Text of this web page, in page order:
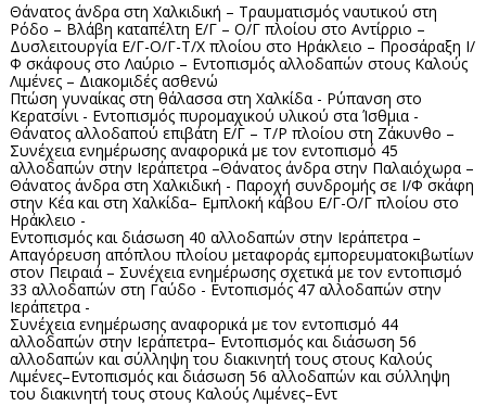
Θάνατος άνδρα στη Χαλκιδική – Τραυματισμός ναυτικού στη
Ρόδο – Βλάβη καταπέλτη Ε/Γ – Ο/Γ πλοίου στο Αντίρριο –
Δυσλειτουργία Ε/Γ-Ο/Γ-Τ/Χ πλοίου στο Ηράκλειο – Προσάραξη Ι/
Φ σκάφους στο Λαύριο – Εντοπισμός αλλοδαπών στους Καλούς
Λιμένες – Διακομιδές ασθενώ
Πτώση γυναίκας στη θάλασσα στη Χαλκίδα - Ρύπανση στο
Κερατσίνι - Εντοπισμός πυρομαχικού υλικού στα Ίσθμια -
Θάνατος αλλοδαπού επιβάτη Ε/Γ – Τ/Ρ πλοίου στη Ζάκυνθο –
Συνέχεια ενημέρωσης αναφορικά με τον εντοπισμό 45
αλλοδαπών στην Ιεράπετρα –Θάνατος άνδρα στην Παλαιόχωρα –
Θάνατος άνδρα στη Χαλκιδική - Παροχή συνδρομής σε Ι/Φ σκάφη
στην Κέα και στη Χαλκίδα– Εμπλοκή κάβου Ε/Γ-Ο/Γ πλοίου στο
Ηράκλειο -
Εντοπισμός και διάσωση 40 αλλοδαπών στην Ιεράπετρα –
Απαγόρευση απόπλου πλοίου μεταφοράς εμπορευματοκιβωτίων
στον Πειραιά – Συνέχεια ενημέρωσης σχετικά με τον εντοπισμό
33 αλλοδαπών στη Γαύδο - Εντοπισμός 47 αλλοδαπών στην
Ιεράπετρα -
Συνέχεια ενημέρωσης αναφορικά με τον εντοπισμό 44
αλλοδαπών στην Ιεράπετρα– Εντοπισμός και διάσωση 56
αλλοδαπών και σύλληψη του διακινητή τους στους Καλούς
Λιμένες–Εντοπισμός και διάσωση 56 αλλοδαπών και σύλληψη
του διακινητή τους στους Καλούς Λιμένες–Εντ